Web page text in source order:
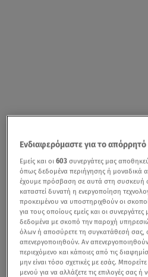
Ενδιαφερόμαστε για το
Εμείς και οι603 συνεργάτες μας
όπως δεδομένα περιήγησης ή μοναδικά
έχουμε πρόσβαση σε αυτά στη συσκευή
καταστεί δυνατή η ενεργοποίηση
προκειμένου να υποστηριχθούν οι
για τους οποίους εμείς και οι
δεδομένα με σκοπό την παροχή
όλων ή αποσύρετε τη συγκατάθεσή σας,
απενεργοποιηθούν. Αν απενεργοποιηθούν
περιεχόμενο και κάποιες από τις
μην είναι τόσο σχετικές με εσάς.
μενού για να αλλάξετε τις επιλογές σας